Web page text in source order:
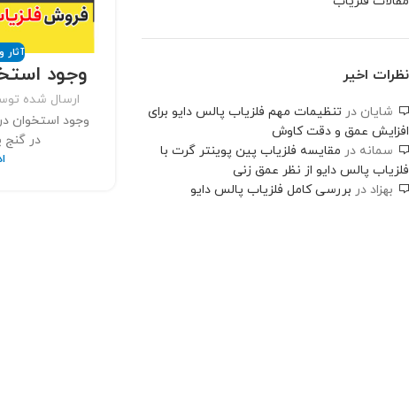
نظرات اخیر
شایان در تنظیمات مهم فلزیاب پالس دایو برای
افزایش عمق و دقت کاوش
سمانه در مقایسه فلزیاب پین پوینتر گرت با
فلزیاب پالس دایو از نظر عمق زنی
بهزاد در بررسی کامل فلزیاب پالس دایو
آثار
وجود
ارسال شده
وجود استخوان
در گنج